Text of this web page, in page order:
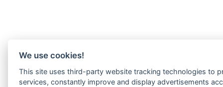
We use cookies!
This site uses third-party website tracking technologies to
services, constantly improve and display advertisements